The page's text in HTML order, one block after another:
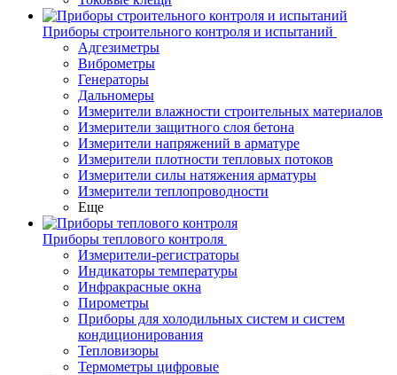
Приборы строительного контроля и испытаний
Адгезиметры
Виброметры
Генераторы
Дальномеры
Измерители влажности строительных материалов
Измерители защитного слоя бетона
Измерители напряжений в арматуре
Измерители плотности тепловых потоков
Измерители силы натяжения арматуры
Измерители теплопроводности
Еще
Приборы теплового контроля
Измерители-регистраторы
Индикаторы температуры
Инфракрасные окна
Пирометры
Приборы для холодильных систем и систем
кондиционирования
Тепловизоры
Термометры цифровые